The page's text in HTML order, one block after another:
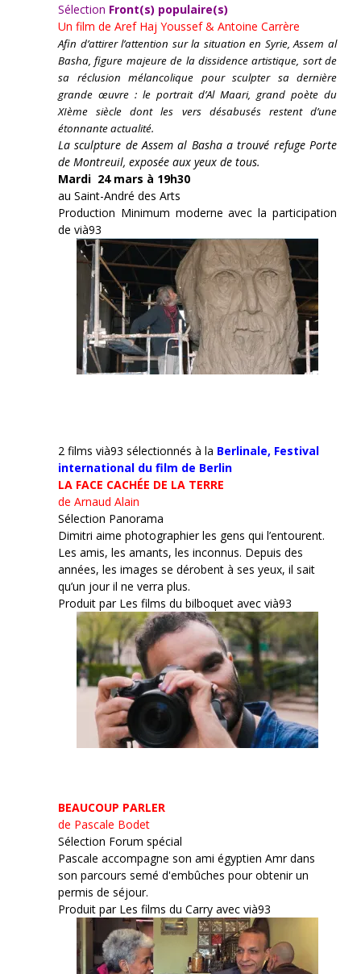
Sélection Front(s) populaire(s)
Un film de Aref Haj Youssef & Antoine Carrère
Afin d’attirer l’attention sur la situation en Syrie, Assem al
Basha, figure majeure de la dissidence artistique, sort de
sa réclusion mélancolique pour sculpter sa dernière
grande œuvre : le portrait d’Al Maari, grand poète du
XIème siècle dont les vers désabusés restent d’une
étonnante actualité.
La sculpture de Assem al Basha a trouvé refuge Porte
de Montreuil, exposée aux yeux de tous.
Mardi 24 mars à 19h30
au Saint-André des Arts
Production Minimum moderne avec la participation
de vià93
2 films vià93 sélectionnés à la Berlinale, Festival
international du film de Berlin
LA FACE CACHÉE DE LA TERRE
de Arnaud Alain
Sélection Panorama
Dimitri aime photographier les gens qui l’entourent.
Les amis, les amants, les inconnus. Depuis des
années, les images se dérobent à ses yeux, il sait
qu’un jour il ne verra plus.
Produit par Les films du bilboquet avec vià93
BEAUCOUP PARLER
de Pascale Bodet
Sélection Forum spécial
Pascale accompagne son ami égyptien Amr dans
son parcours semé d'embûches pour obtenir un
permis de séjour.
Produit par Les films du Carry avec vià93